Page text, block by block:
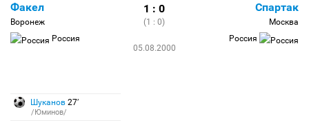
Факел
Воронеж
Россия
1 : 0
(1 : 0)
05.08.2000
Спартак
Москва
Россия
Шуканов 27′
/Юминов/